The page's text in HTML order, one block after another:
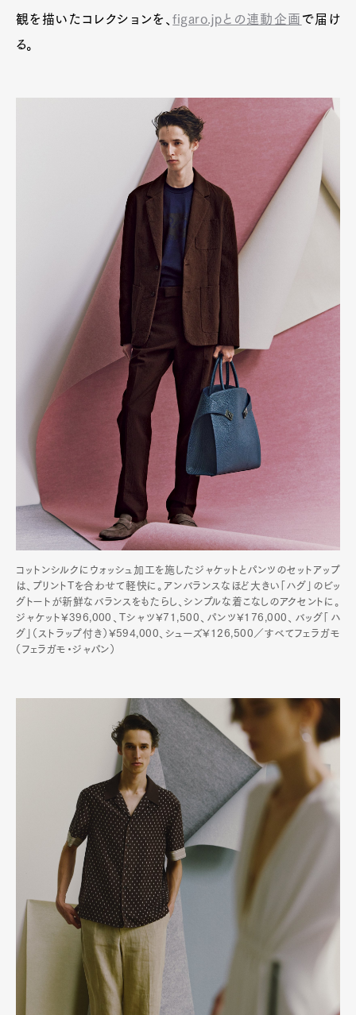
観を描いたコレクションを、figaro.jpとの連動企画 で届け
る。
コットンシルクにウォッシュ加工を施したジャケットとパンツのセットアップ
は、プリントTを合わせて軽快に。アンバランスなほど大きい「ハグ」のビッ
グトートが新鮮なバランスをもたらし、シンプルな着こなしのアクセントに。
ジャケット¥396,000、Tシャツ¥71,500、パンツ¥176,000、バッグ「ハ
グ」（ストラップ付き）¥594,000、シューズ¥126,500／すべてフェラガモ
（フェラガモ・ジャパン）